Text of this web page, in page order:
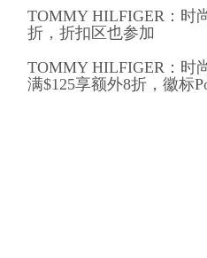
TOMMY HILFIGER：时
折，折扣区也参加
TOMMY HILFIGER：时
满$125享额外8折，徽标